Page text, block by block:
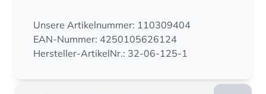
Unsere Artikelnummer: 110309404
EAN-Nummer: 4250105626124
Hersteller-ArtikelNr.: 32-06-125-1